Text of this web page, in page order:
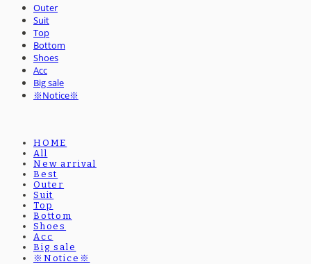
Outer
Suit
Top
Bottom
Shoes
Acc
Big sale
※Notice※
HOME
All
New arrival
Best
Outer
Suit
Top
Bottom
Shoes
Acc
Big sale
※Notice※